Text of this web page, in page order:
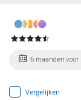
6 maanden voor
Vergelijken